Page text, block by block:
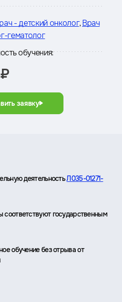
- детский онколог,Врач
гематолог
обучения:
заявку
деятельностьЛ035-01271-
государственным
обучение без отрыва от